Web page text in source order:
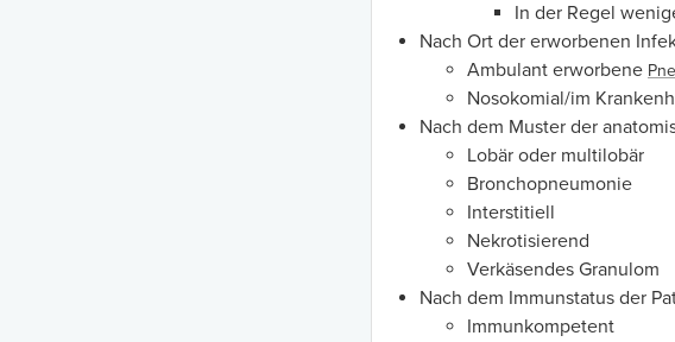
In der Regel
Nach Ort der erworbenen
Ambulant erworbene
Nosokomial/im
Nach dem Muster der
Lobär oder multilobär
Bronchopneumonie
Interstitiell
Nekrotisierend
Verkäsendes Granulom
Nach dem Immunstatus der
Immunkompetent